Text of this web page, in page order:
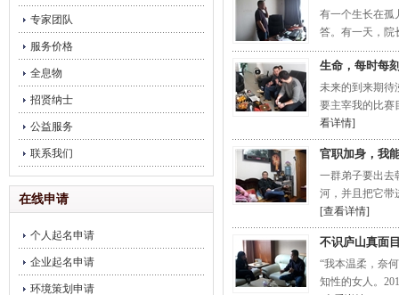
专家团队
服务价格
全息物
招贤纳士
公益服务
联系我们
在线申请
个人起名申请
企业起名申请
环境策划申请
有一个生长在孤
答。有一天，院
生命，每时每
未来的到来期待
要主宰我的比赛
看详情]
官职加身，我
一群弟子要出去
河，并且把它带
[查看详情]
不识庐山真面
“我本温柔，奈
知性的女人。